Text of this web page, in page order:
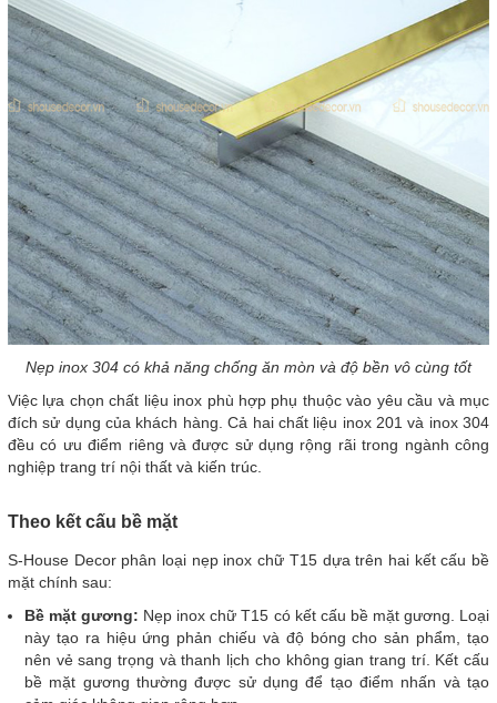
Nẹp inox 304 có khả năng chống ăn mòn và độ bền vô cùng tốt
Việc lựa chọn chất liệu inox phù hợp phụ thuộc vào yêu cầu và mục
đích sử dụng của khách hàng. Cả hai chất liệu inox 201 và inox 304
đều có ưu điểm riêng và được sử dụng rộng rãi trong ngành công
nghiệp trang trí nội thất và kiến trúc.
Theo kết cấu bề mặt
S-House Decor phân loại nẹp inox chữ T15 dựa trên hai kết cấu bề
mặt chính sau:
Bề mặt gương: Nẹp inox chữ T15 có kết cấu bề mặt gương. Loại
này tạo ra hiệu ứng phản chiếu và độ bóng cho sản phẩm, tạo
nên vẻ sang trọng và thanh lịch cho không gian trang trí. Kết cấu
bề mặt gương thường được sử dụng để tạo điểm nhấn và tạo